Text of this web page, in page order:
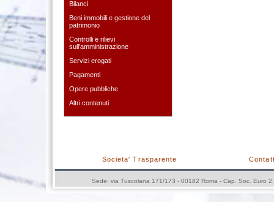
Bilanci
Beni immobili e gestione del
patrimonio
Controlli e rilievi
sull'amministrazione
Servizi erogati
Pagamenti
Opere pubbliche
Altri contenuti
Societa' Trasparente
Sede: via Tuscolana 171/173 - 00182 Roma - Cap. Soc. Euro